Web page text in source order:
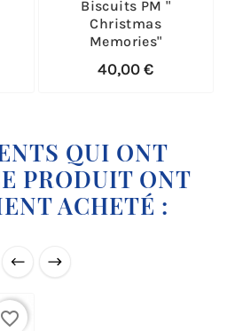
Biscuits PM "
Christmas
Memories"
40,00 €
QUI ONT
PRODUIT ONT
ACHETÉ :
favorite_border